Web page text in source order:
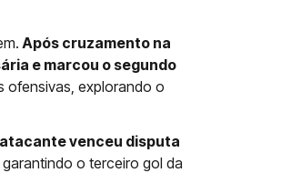
Após cruzamento na
e marcou o segundo
ofensivas, explorando o
venceu disputa
garantindo o terceiro gol da